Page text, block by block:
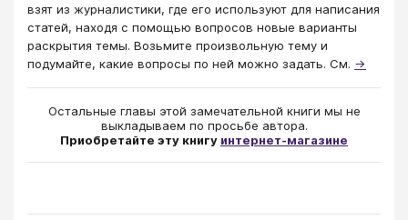
взят из журналистики, где его используют для написания
статей, находя с помощью вопросов новые варианты
раскрытия темы. Возьмите произвольную тему и
подумайте, какие вопросы по ней можно задать. См. →
Остальные главы этой замечательной книги мы не
выкладываем по просьбе автора.
Приобретайте эту книгу интернет-магазине